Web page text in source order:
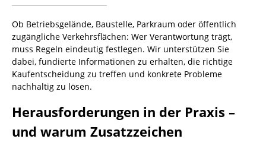
Ob Betriebsgelände, Baustelle, Parkraum oder öffentlich
zugängliche Verkehrsflächen: Wer Verantwortung trägt,
muss Regeln eindeutig festlegen. Wir unterstützen Sie
dabei, fundierte Informationen zu erhalten, die richtige
Kaufentscheidung zu treffen und konkrete Probleme
nachhaltig zu lösen.
Herausforderungen in der Praxis –
und warum Zusatzzeichen